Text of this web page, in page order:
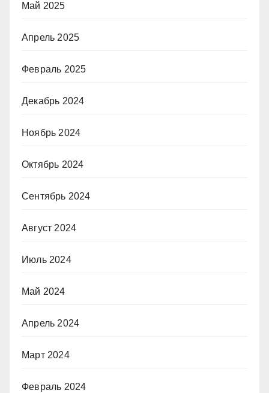
Май 2025
Апрель 2025
Февраль 2025
Декабрь 2024
Ноябрь 2024
Октябрь 2024
Сентябрь 2024
Август 2024
Июль 2024
Май 2024
Апрель 2024
Март 2024
Февраль 2024